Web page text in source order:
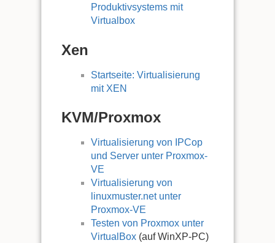
Produktivsystems mit
Virtualbox
Xen
Startseite: Virtualisierung
mit XEN
KVM/Proxmox
Virtualisierung von IPCop
und Server unter Proxmox-
VE
Virtualisierung von
linuxmuster.net unter
Proxmox-VE
Testen von Proxmox unter
VirtualBox (auf WinXP-PC)